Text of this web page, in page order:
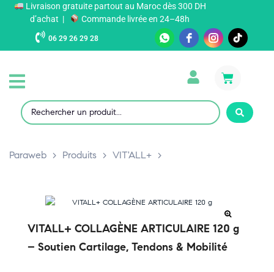
Livraison gratuite partout au Maroc dès 300 DH
d’achat |
Commande livrée en 24–48h
06 29 26 29 28
Paraweb > Produits > VIT'ALL+ >
VITALL+ COLLAGÈNE ARTICULAIRE 120 g
– Soutien Cartilage, Tendons & Mobilité